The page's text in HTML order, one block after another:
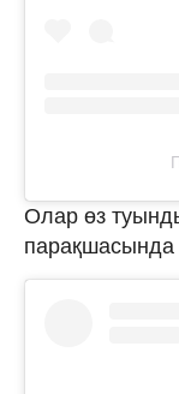
Олар өз
парақшасында